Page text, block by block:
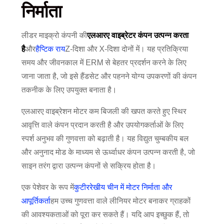
निर्माता
लीडर माइक्रो कंपनी कीएलआरए वाइब्रेटर कंपन उत्पन्न करता
हैऔरहैप्टिक रायZ-दिशा और X-दिशा दोनों में। यह प्रतिक्रिया
समय और जीवनकाल में ERM से बेहतर प्रदर्शन करने के लिए
जाना जाता है, जो इसे हैंडसेट और पहनने योग्य उपकरणों की कंपन
तकनीक के लिए उपयुक्त बनाता है।
एलआरए वाइब्रेशन मोटर कम बिजली की खपत करते हुए स्थिर
आवृत्ति वाले कंपन प्रदान करती है और उपयोगकर्ताओं के लिए
स्पर्श अनुभव की गुणवत्ता को बढ़ाती है। यह विद्युत चुम्बकीय बल
और अनुनाद मोड के माध्यम से ऊर्ध्वाधर कंपन उत्पन्न करती है, जो
साइन तरंग द्वारा उत्पन्न कंपनों से सक्रिय होता है।
एक पेशेवर के रूप मेंकुटीररेखीय चीन में मोटर निर्माता और
आपूर्तिकर्ताहम उच्च गुणवत्ता वाले लीनियर मोटर बनाकर ग्राहकों
की आवश्यकताओं को पूरा कर सकते हैं। यदि आप इच्छुक हैं, तो